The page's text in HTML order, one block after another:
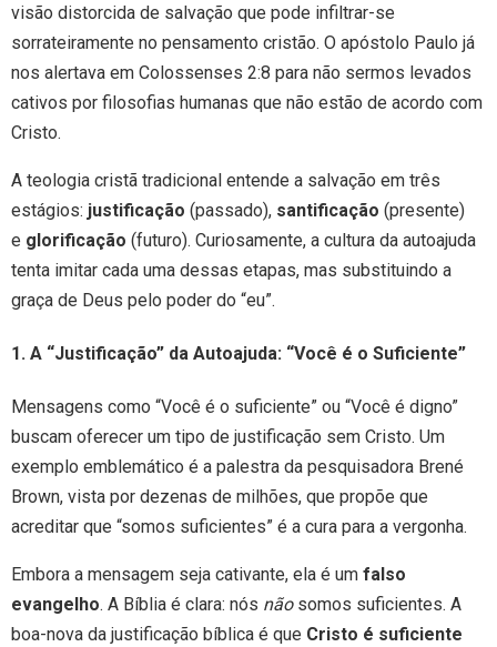
visão distorcida de salvação que pode infiltrar-se
sorrateiramente no pensamento cristão. O apóstolo Paulo já
nos alertava em Colossenses 2:8 para não sermos levados
cativos por filosofias humanas que não estão de acordo com
Cristo.
A teologia cristã tradicional entende a salvação em três
estágios: justificação (passado), santificação (presente)
e glorificação (futuro). Curiosamente, a cultura da autoajuda
tenta imitar cada uma dessas etapas, mas substituindo a
graça de Deus pelo poder do “eu”.
1. A “Justificação” da Autoajuda: “Você é o Suficiente”
Mensagens como “Você é o suficiente” ou “Você é digno”
buscam oferecer um tipo de justificação sem Cristo. Um
exemplo emblemático é a palestra da pesquisadora Brené
Brown, vista por dezenas de milhões, que propõe que
acreditar que “somos suficientes” é a cura para a vergonha.
Embora a mensagem seja cativante, ela é um falso
evangelho. A Bíblia é clara: nós nãosomos suficientes. A
boa-nova da justificação bíblica é que Cristo é suficiente